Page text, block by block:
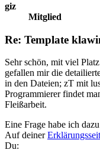
giz
Mitglied
Re: Template
Sehr schön, mit viel
gefallen mir die
in den Dateien; zT mit
Programmierer findet
Fleißarbeit.
Eine Frage habe ich
Auf deiner
Du: